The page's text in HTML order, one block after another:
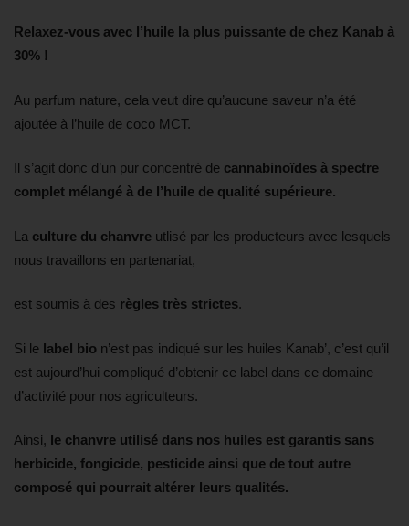
Relaxez-vous avec l’huile la plus puissante de chez Kanab à
30% !
Au parfum nature, cela veut dire qu’aucune saveur n’a été
ajoutée à l’huile de coco MCT.
Il s’agit donc d’un pur concentré de cannabinoïdes à spectre
complet mélangé à de l’huile de qualité supérieure.
La culture du chanvre utlisé par les producteurs avec lesquels
nous travaillons en partenariat,
est soumis à des règles très strictes.
Si le label bio n’est pas indiqué sur les huiles Kanab’, c’est qu’il
est aujourd’hui compliqué d’obtenir ce label dans ce domaine
d’activité pour nos agriculteurs.
Ainsi, le chanvre utilisé dans nos huiles est garantis sans
herbicide, fongicide, pesticide ainsi que de tout autre
composé qui pourrait altérer leurs qualités.